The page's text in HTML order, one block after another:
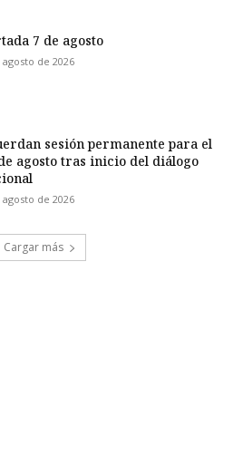
7 de agosto
de 2026
sesión permanente para el
agosto tras inicio del diálogo
agosto de 2026
Cargar más